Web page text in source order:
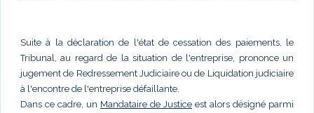
Suite à la déclaration de l'état de cessation des paiements, le
Tribunal, au regard de la situation de l'entreprise, prononce un
jugement de Redressement Judiciaire ou de Liquidation judiciaire
à l'encontre de l'entreprise défaillante.
Dans ce cadre, un Mandataire de Justice est alors désigné parmi